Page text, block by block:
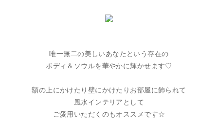
唯一無二の美しいあなたという存在の
ボディ＆ソウルを華やかに輝かせます♡
額の上にかけたり壁にかけたりお部屋に飾られて
風水インテリアとして
ご愛用いただくのもオススメです☆